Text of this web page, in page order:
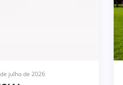
julho de 2026